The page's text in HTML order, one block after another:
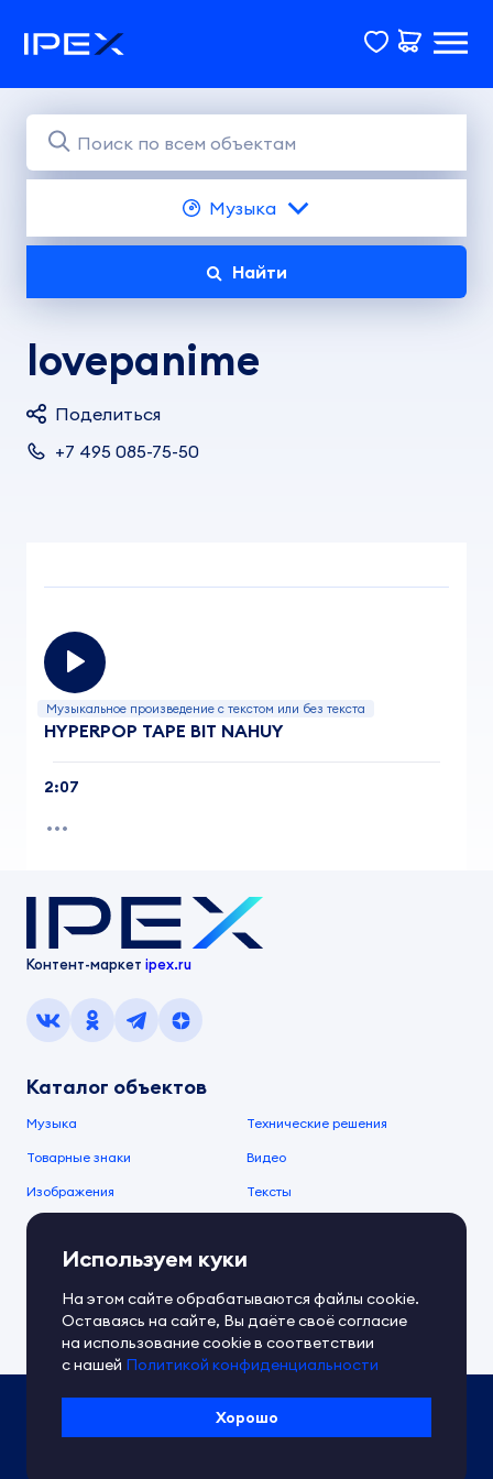
Музыка
Найти
lovepanime
Поделиться
+7 495 085-75-50
Музыкальное произведение с текстом или без текста
HYPERPOP TAPE BIT NAHUY
2:07
Контент-маркет ipex.ru
Каталог объектов
Музыка Технические решения
Товарные знаки Видео
Изображения Тексты
О компании
О сервисе
Документы IPEX Справочный центр
Контакты Обратная связь
Политика IPEX по обработке ПД
Условия использования платформы
Используем куки
На этом сайте обрабатываются файлы cookie.
Оставаясь на сайте, Вы даёте своё согласие
на использование cookie в соответствии
с нашей Политикой конфиденциальности
Хорошо